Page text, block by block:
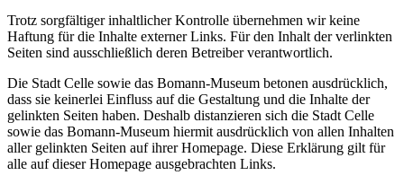
Trotz sorgfältiger inhaltlicher Kontrolle übernehmen wir keine
Haftung für die Inhalte externer Links. Für den Inhalt der verlinkten
Seiten sind ausschließlich deren Betreiber verantwortlich.
Die Stadt Celle sowie das Bomann-Museum betonen ausdrücklich,
dass sie keinerlei Einfluss auf die Gestaltung und die Inhalte der
gelinkten Seiten haben. Deshalb distanzieren sich die Stadt Celle
sowie das Bomann-Museum hiermit ausdrücklich von allen Inhalten
aller gelinkten Seiten auf ihrer Homepage. Diese Erklärung gilt für
alle auf dieser Homepage ausgebrachten Links.